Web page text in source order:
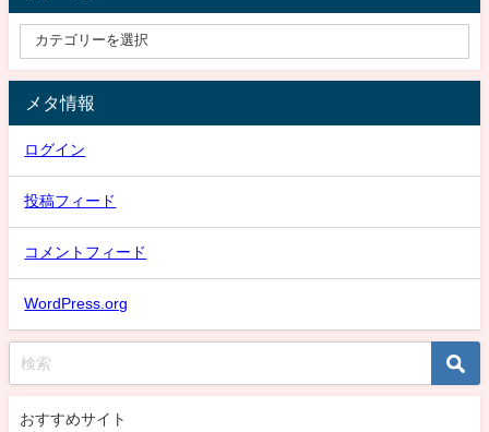
メタ情報
ログイン
投稿フィード
コメントフィード
WordPress.org
おすすめサイト